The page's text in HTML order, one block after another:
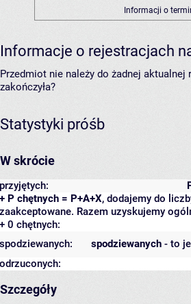
Informacji o
Informacje o rejestracjach
Przedmiot nie należy do żadnej
zakończyła?
Statystyki próśb
W skrócie
przyjętych:
+ P chętnych = P+A+X, dodajemy do
zaakceptowane. Razem uzyskujemy
+ 0 chętnych:
spodziewanych - to
spodziewanych:
odrzuconych:
Szczegóły